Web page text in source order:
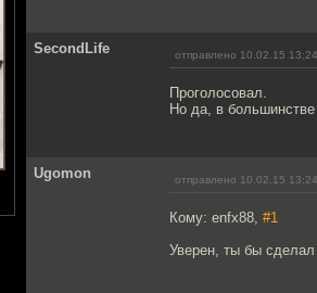
SecondLife отправлено 10.02.15 13:24
Проголосовал.
Но да, в
Ugomon отправлено 10.02.15 13:24
Кому: enfx88, #1
Уверен, ты бы